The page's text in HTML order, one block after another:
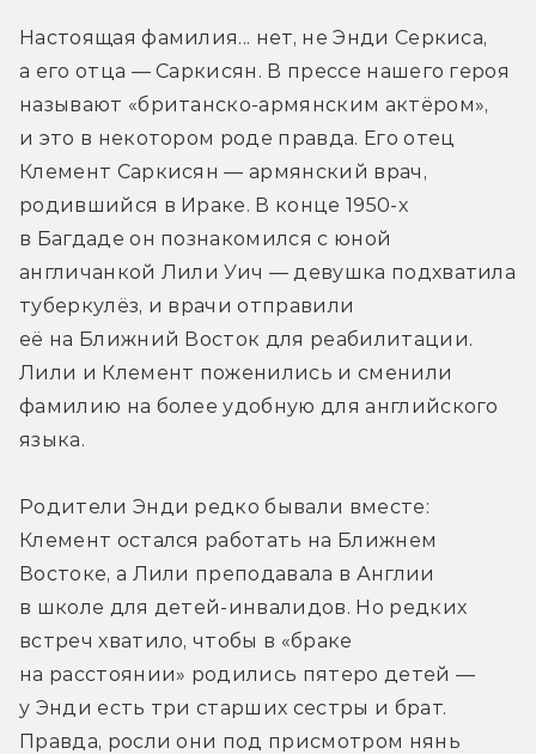
Настоящая фамилия... нет, не Энди Серкиса,
а его отца — Саркисян. В прессе нашего героя
называют «британско-армянским актёром»,
и это в некотором роде правда. Его отец
Клемент Саркисян — армянский врач,
родившийся в Ираке. В конце 1950-х
в Багдаде он познакомился с юной
англичанкой Лили Уич — девушка подхватила
туберкулёз, и врачи отправили
её на Ближний Восток для реабилитации.
Лили и Клемент поженились и сменили
фамилию на более удобную для английского
языка.
Родители Энди редко бывали вместе:
Клемент остался работать на Ближнем
Востоке, а Лили преподавала в Англии
в школе для детей-инвалидов. Но редких
встреч хватило, чтобы в «браке
на расстоянии» родились пятеро детей —
у Энди есть три старших сестры и брат.
Правда, росли они под присмотром нянь